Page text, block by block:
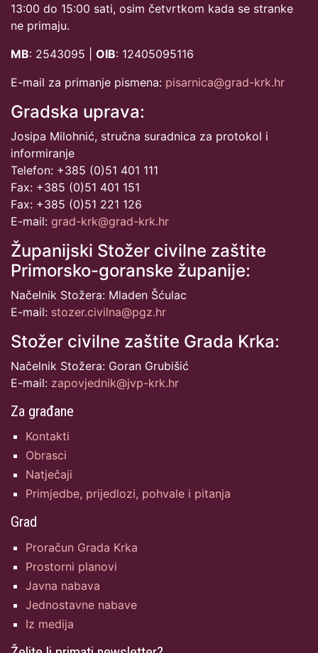
13:00 do 15:00 sati, osim četvrtkom kada se stranke
ne primaju.
MB: 2543095 | OIB: 12405095116
E-mail za primanje pismena: pisarnica@grad-krk.hr
Gradska uprava:
Josipa Milohnić, stručna suradnica za protokol i
informiranje
Telefon: +385 (0)51 401 111
Fax: +385 (0)51 401 151
Fax: +385 (0)51 221 126
E-mail: grad-krk@grad-krk.hr
Županijski Stožer civilne zaštite
Primorsko-goranske županije:
Načelnik Stožera: Mladen Šćulac
E-mail: stozer.civilna@pgz.hr
Stožer civilne zaštite Grada Krka:
Načelnik Stožera: Goran Grubišić
E-mail: zapovjednik@jvp-krk.hr
Za građane
Kontakti
Obrasci
Natječaji
Primjedbe, prijedlozi, pohvale i pitanja
Grad
Proračun Grada Krka
Prostorni planovi
Javna nabava
Jednostavne nabave
Iz medija